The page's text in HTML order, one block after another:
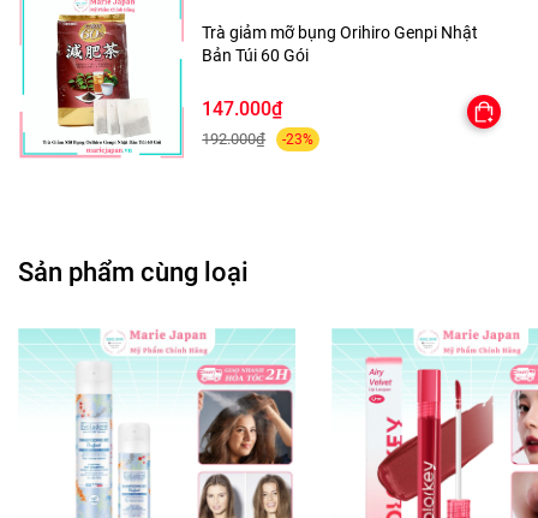
🌸 Luôn sẵn sàng giải đáp mọi thắc mắc về sản phẩm
với shop để được tư vấn và hỗ trợ.
🌸 Hỗ trợ đổi trả sản phẩm theo chính sách
❤ MARIE JAPAN xin cảm ơn quý khách đã tin tưởng và sử
dụng sản phẩm của shop. Shop sẽ không ngừng cải tiến,
mang lại những dòng sản phẩm và dịch vụ tốt nhất đến
Trà giảm mỡ bụng Orihiro Genpi Nhật
Bản Túi 60 Gói
147.000₫
192.000₫ -23%
Sản phẩm cùng loại